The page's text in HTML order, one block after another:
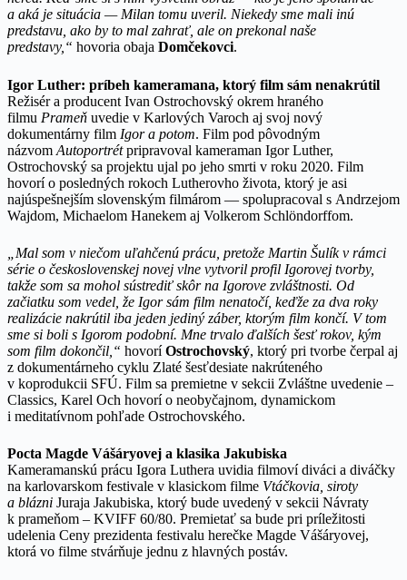
a aká je situácia — Milan tomu uveril. Niekedy sme mali inú
predstavu, ako by to mal zahrať, ale on prekonal naše
predstavy,“ hovoria obaja Domčekovci.
Igor Luther: príbeh kameramana, ktorý film sám nenakrútil
Režisér a producent Ivan Ostrochovský okrem hraného
filmu Prameň uvedie v Karlových Varoch aj svoj nový
dokumentárny film Igor a potom. Film pod pôvodným
názvom Autoportrétpripravoval kameraman Igor Luther,
Ostrochovský sa projektu ujal po jeho smrti v roku 2020. Film
hovorí o posledných rokoch Lutherovho života, ktorý je asi
najúspešnejším slovenským filmárom — spolupracoval s Andrzejom
Wajdom, Michaelom Hanekem aj Volkerom Schlöndorffom.
„Mal som v niečom uľahčenú prácu, pretože Martin Šulík v rámci
série o československej novej vlne vytvoril profil Igorovej tvorby,
takže som sa mohol sústrediť skôr na Igorove zvláštnosti. Od
začiatku som vedel, že Igor sám film nenatočí, keďže za dva roky
realizácie nakrútil iba jeden jediný záber, ktorým film končí. V tom
sme si boli s Igorom podobní. Mne trvalo ďalších šesť rokov, kým
som film dokončil,“ hovoríOstrochovský, ktorý pri tvorbe čerpal aj
z dokumentárneho cyklu Zlaté šesťdesiate nakrúteného
v koprodukcii SFÚ. Film sa premietne v sekcii Zvláštne uvedenie –
Classics, Karel Och hovorí o neobyčajnom, dynamickom
i meditatívnom pohľade Ostrochovského.
Pocta Magde Vášáryovej a klasika Jakubiska
Kameramanskú prácu Igora Luthera uvidia filmoví diváci a diváčky
na karlovarskom festivale v klasickom filme Vtáčkovia, siroty
a blázni Juraja Jakubiska, ktorý bude uvedený v sekcii Návraty
k prameňom – KVIFF 60/80. Premietať sa bude pri príležitosti
udelenia Ceny prezidenta festivalu herečke Magde Vášáryovej,
ktorá vo filme stvárňuje jednu z hlavných postáv.